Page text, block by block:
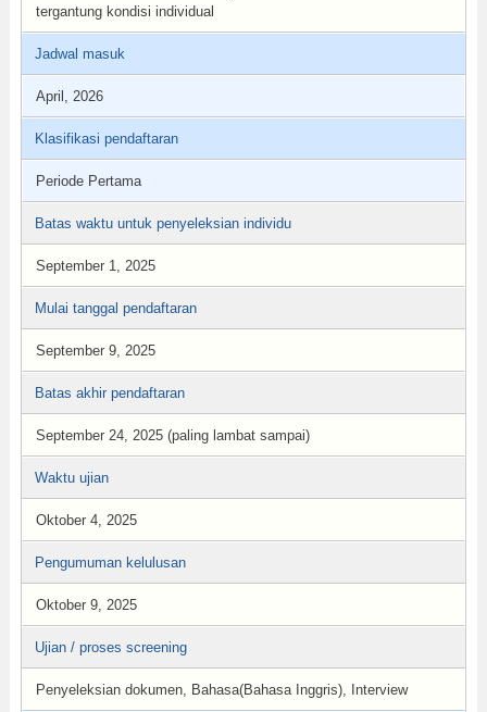
tergantung kondisi individual
Jadwal masuk
April, 2026
Klasifikasi pendaftaran
Periode Pertama
Batas waktu untuk penyeleksian individu
September 1, 2025
Mulai tanggal pendaftaran
September 9, 2025
Batas akhir pendaftaran
September 24, 2025 (paling lambat sampai)
Waktu ujian
Oktober 4, 2025
Pengumuman kelulusan
Oktober 9, 2025
Ujian / proses screening
Penyeleksian dokumen, Bahasa(Bahasa Inggris), Interview